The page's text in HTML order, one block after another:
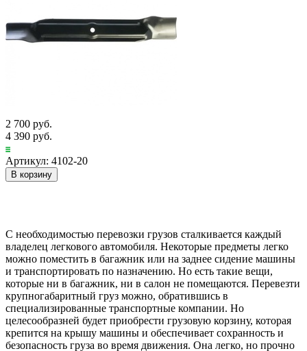
2 700 руб.
4 390 руб.
Артикул: 4102-20
В корзину
С необходимостью перевозки грузов сталкивается каждый
владелец легкового автомобиля. Некоторые предметы легко
можно поместить в багажник или на заднее сидение машины
и транспортировать по назначению. Но есть такие вещи,
которые ни в багажник, ни в салон не помещаются. Перевезти
крупногабаритный груз можно, обратившись в
специализированные транспортные компании. Но
целесообразней будет приобрести грузовую корзину, которая
крепится на крышу машины и обеспечивает сохранность и
безопасность груза во время движения. Она легко, но прочно